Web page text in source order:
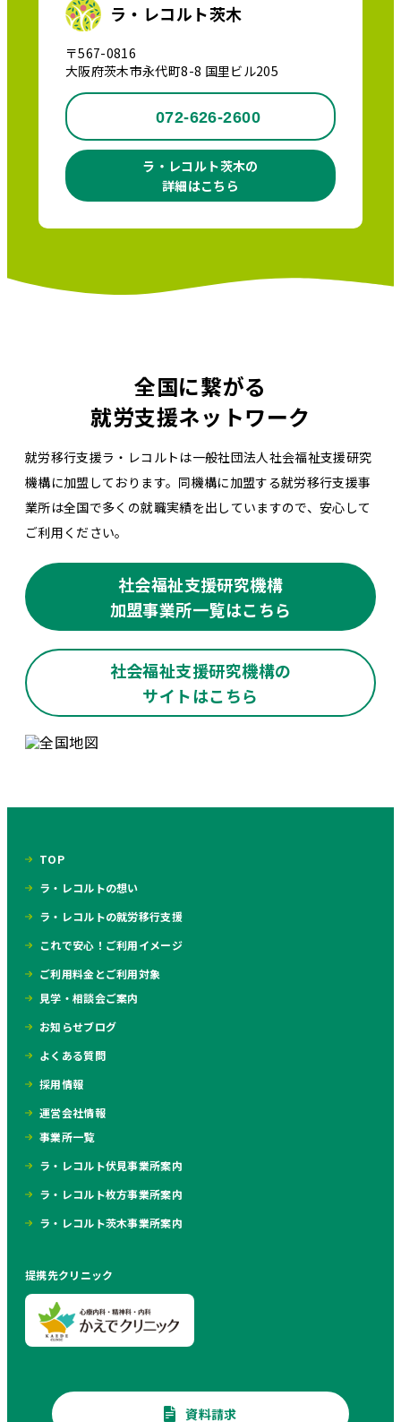
ラ・レコルト茨木
〒567-0816
大阪府茨木市永代町8-8 国里ビル205
072-626-2600
ラ・レコルト茨木の
詳細はこちら
全国に繋がる
就労支援ネットワーク
就労移行支援ラ・レコルトは一般社団法人社会福祉支援研究
機構に加盟しております。同機構に加盟する就労移行支援事
業所は全国で多くの就職実績を出していますので、安心して
ご利用ください。
社会福祉支援研究機構
加盟事業所一覧はこちら
社会福祉支援研究機構の
サイトはこちら
TOP
ラ・レコルトの想い
ラ・レコルトの就労移行支援
これで安心！ご利用イメージ
ご利用料金とご利用対象
見学・相談会ご案内
お知らせブログ
よくある質問
採用情報
運営会社情報
事業所一覧
ラ・レコルト伏見事業所案内
ラ・レコルト枚方事業所案内
ラ・レコルト茨木事業所案内
提携先クリニック
資料請求